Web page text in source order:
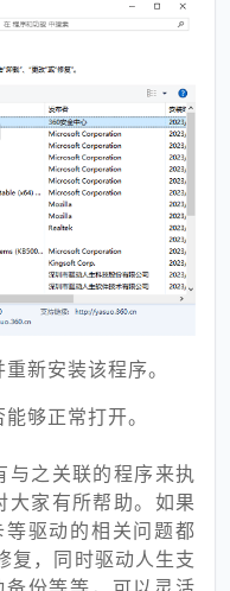
新安装该程序。
够正常打开。
与之关联的程序来执
大家有所帮助。如果
驱动的相关问题都
复，同时驱动人生支